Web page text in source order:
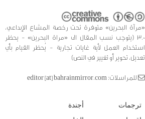
«مرآة البحرين» متوفرة تحت رخصة المشاع الإبداعي،
3.0 (يتوجب نسب المقال الى «مراة البحرين» - يحظر
استخدام العمل لأية غايات تجارية - يُحظر القيام بأي
تعديل، تحوير أو تغيير في النص)
للمراسلات: editor [at] bahrainmirror.com
ترجمات
أجندة